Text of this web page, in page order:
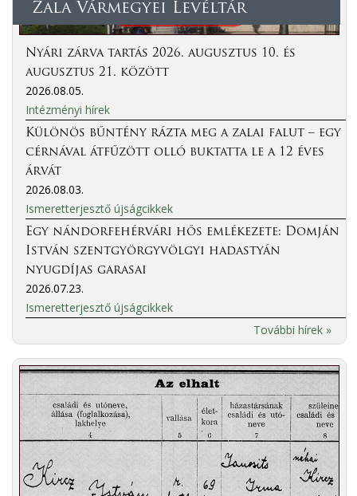
Zala Vármegyei Levéltár
Nyári zárva tartás 2026. augusztus 10. és
augusztus 21. között
2026.08.05.
Intézményi hírek
Különös bűntény rázta meg a zalai falut – egy
cérnával átfűzött olló buktatta le a 12 éves
árvát
2026.08.03.
Ismeretterjesztő újságcikkek
Egy nándorfehérvári hős emlékezete: Domján
István szentgyörgyvölgyi hadastyán
nyugdíjas garasai
2026.07.23.
Ismeretterjesztő újságcikkek
További hírek »